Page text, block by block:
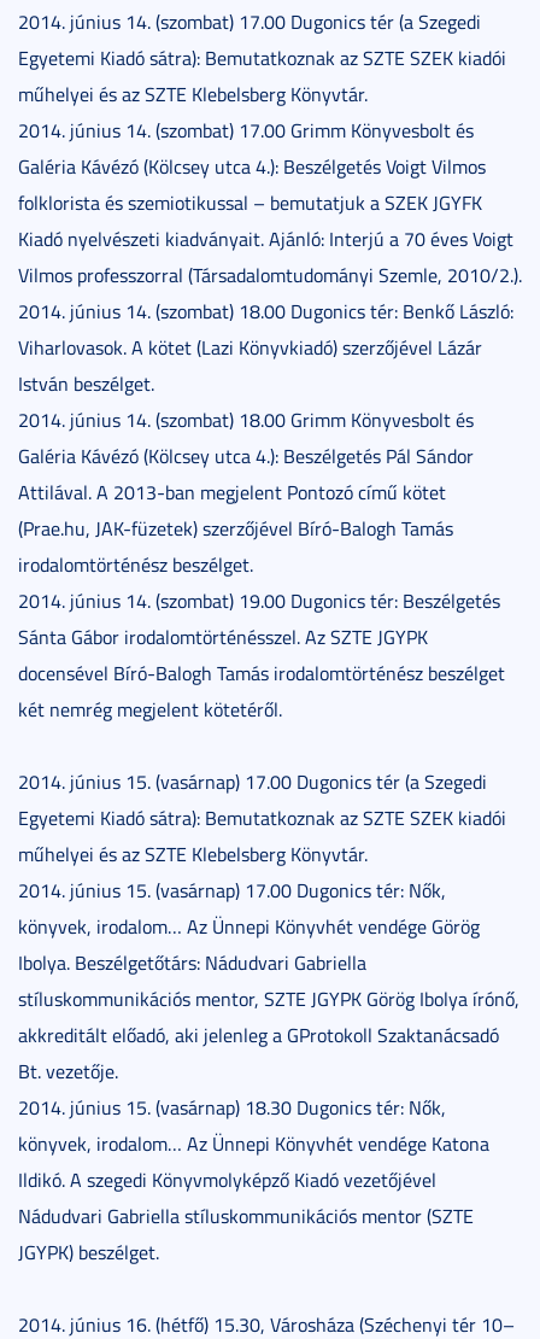
2014. június 14. (szombat) 17.00 Dugonics tér (a Szegedi
Egyetemi Kiadó sátra): Bemutatkoznak az SZTE SZEK kiadói
műhelyei és az SZTE Klebelsberg Könyvtár.
2014. június 14. (szombat) 17.00 Grimm Könyvesbolt és
Galéria Kávézó (Kölcsey utca 4.): Beszélgetés Voigt Vilmos
folklorista és szemiotikussal – bemutatjuk a SZEK JGYFK
Kiadó nyelvészeti kiadványait. Ajánló: Interjú a 70 éves Voigt
Vilmos professzorral (Társadalomtudományi Szemle, 2010/2.).
2014. június 14. (szombat) 18.00 Dugonics tér: Benkő László:
Viharlovasok. A kötet (Lazi Könyvkiadó) szerzőjével Lázár
István beszélget.
2014. június 14. (szombat) 18.00 Grimm Könyvesbolt és
Galéria Kávézó (Kölcsey utca 4.): Beszélgetés Pál Sándor
Attilával. A 2013-ban megjelent Pontozó című kötet
(Prae.hu, JAK-füzetek) szerzőjével Bíró-Balogh Tamás
irodalomtörténész beszélget.
2014. június 14. (szombat) 19.00 Dugonics tér: Beszélgetés
Sánta Gábor irodalomtörténésszel. Az SZTE JGYPK
docensével Bíró-Balogh Tamás irodalomtörténész beszélget
két nemrég megjelent kötetéről.
2014. június 15. (vasárnap) 17.00 Dugonics tér (a Szegedi
Egyetemi Kiadó sátra): Bemutatkoznak az SZTE SZEK kiadói
műhelyei és az SZTE Klebelsberg Könyvtár.
2014. június 15. (vasárnap) 17.00 Dugonics tér: Nők,
könyvek, irodalom… Az Ünnepi Könyvhét vendége Görög
Ibolya. Beszélgetőtárs: Nádudvari Gabriella
stíluskommunikációs mentor, SZTE JGYPK Görög Ibolya írónő,
akkreditált előadó, aki jelenleg a GProtokoll Szaktanácsadó
Bt. vezetője.
2014. június 15. (vasárnap) 18.30 Dugonics tér: Nők,
könyvek, irodalom… Az Ünnepi Könyvhét vendége Katona
Ildikó. A szegedi Könyvmolyképző Kiadó vezetőjével
Nádudvari Gabriella stíluskommunikációs mentor (SZTE
JGYPK) beszélget.
2014. június 16. (hétfő) 15.30, Városháza (Széchenyi tér 10–